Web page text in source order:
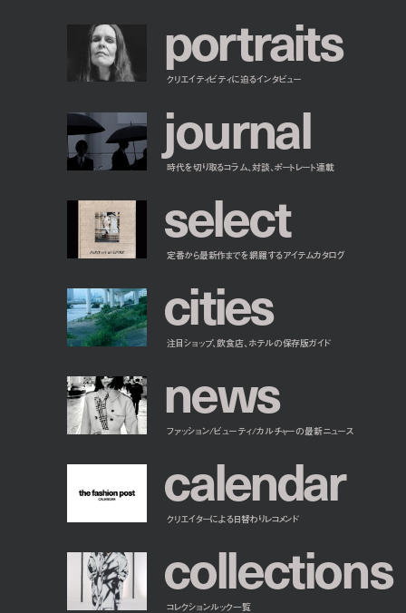
portraits
クリエイティビティに迫るインタビュー
journal
時代を切り取るコラム、対談、ポートレート連載
select
定番から最新作までを網羅するアイテムカタログ
cities
注目ショップ、飲食店、ホテルの保存版ガイド
news
ファッション/ビューティ/カルチャーの最新ニュース
calendar
クリエイターによる日替わりレコメンド
collections
コレクションルック一覧